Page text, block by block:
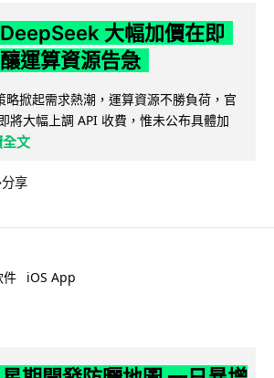
大幅加價在即
運算資源告急
略掀起需求熱潮，運算資源不勝負荷，官
將大幅上調 API 收費，惟未公布具體加
全文
分享
件 iOS App